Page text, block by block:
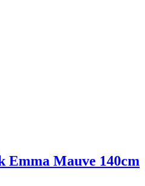
Emma Mauve 140cm